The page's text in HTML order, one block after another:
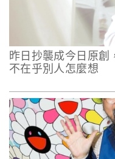
昨日抄襲成今日原
不在乎別人怎麼想